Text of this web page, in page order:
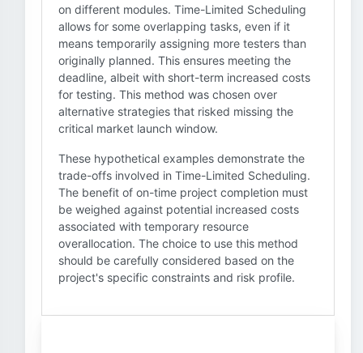
on different modules. Time-Limited Scheduling
allows for some overlapping tasks, even if it
means temporarily assigning more testers than
originally planned. This ensures meeting the
deadline, albeit with short-term increased costs
for testing. This method was chosen over
alternative strategies that risked missing the
critical market launch window.
These hypothetical examples demonstrate the
trade-offs involved in Time-Limited Scheduling.
The benefit of on-time project completion must
be weighed against potential increased costs
associated with temporary resource
overallocation. The choice to use this method
should be carefully considered based on the
project's specific constraints and risk profile.